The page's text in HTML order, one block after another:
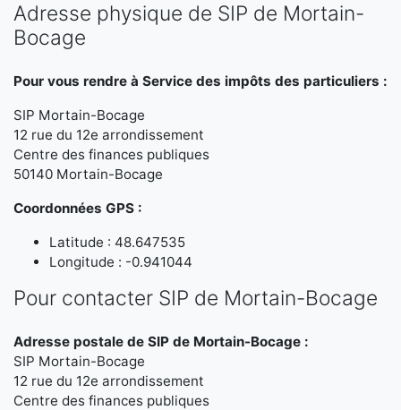
Adresse physique de SIP de Mortain-
Bocage
Pour vous rendre à Service des impôts des particuliers :
SIP Mortain-Bocage
12 rue du 12e arrondissement
Centre des finances publiques
50140 Mortain-Bocage
Coordonnées GPS :
Latitude : 48.647535
Longitude : -0.941044
Pour contacter SIP de Mortain-Bocage
Adresse postale de SIP de Mortain-Bocage :
SIP Mortain-Bocage
12 rue du 12e arrondissement
Centre des finances publiques